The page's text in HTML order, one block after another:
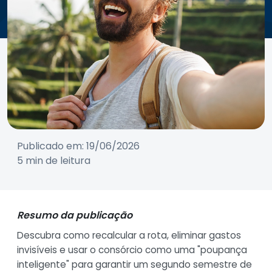
Publicado em: 19/06/2026
5 min de leitura
Resumo da publicação
Descubra como recalcular a rota, eliminar gastos
invisíveis e usar o consórcio como uma "poupança
inteligente" para garantir um segundo semestre de